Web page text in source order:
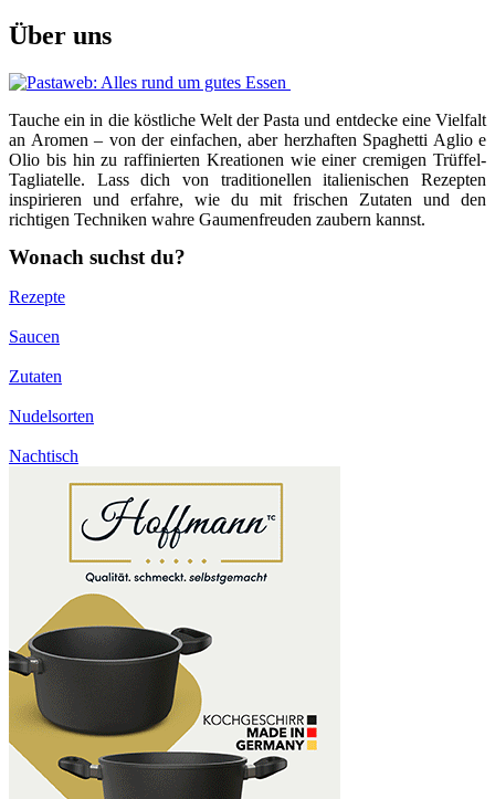
Über uns
Tauche ein in die köstliche Welt der Pasta und entdecke eine Vielfalt
an Aromen – von der einfachen, aber herzhaften Spaghetti Aglio e
Olio bis hin zu raffinierten Kreationen wie einer cremigen Trüffel-
Tagliatelle. Lass dich von traditionellen italienischen Rezepten
inspirieren und erfahre, wie du mit frischen Zutaten und den
richtigen Techniken wahre Gaumenfreuden zaubern kannst.
Wonach suchst du?
Rezepte
Saucen
Zutaten
Nudelsorten
Nachtisch